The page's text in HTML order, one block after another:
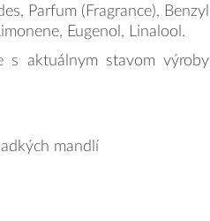
Parfum (Fragrance), Benzyl
Eugenol, Linalool.
s aktuálnym stavom výroby
mandlí